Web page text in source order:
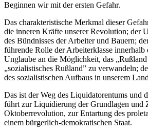
Beginnen wir mit der ersten Gefahr.
Das charakteristische Merkmal dieser
die inneren Kräfte unserer Revolution; der
des Bündnisses der Arbeiter und Bauern;
führende Rolle der Arbeiterklasse innerhalb
Unglaube an die Möglichkeit, das
„sozialistisches Rußland” zu verwandeln;
des sozialistischen Aufbaus in unserem
Das ist der Weg des Liquidatorentums und
führt zur Liquidierung der Grundlagen und
Oktoberrevolution, zur Entartung des
einem bürgerlich-demokratischen Staat.